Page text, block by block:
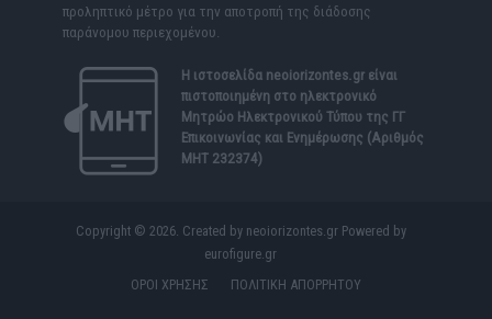
προληπτικό μέτρο για την αποτροπή της διάδοσης
παράνομου περιεχομένου.
Η ιστοσελίδα neoiorizontes.grείναι
πιστοποιημένη στο ηλεκτρονικό
Μητρώο Ηλεκτρονικού Τύπου της ΓΓ
Επικοινωνίας και Ενημέρωσης (Αριθμός
ΜΗΤ 232374)
Copyright © 2026. Created by neoiorizontes.gr Powered by
eurofigure.gr
ΟΡΟΙ ΧΡΗΣΗΣ
ΠΟΛΙΤΙΚΗ ΑΠΟΡΡΗΤΟΥ